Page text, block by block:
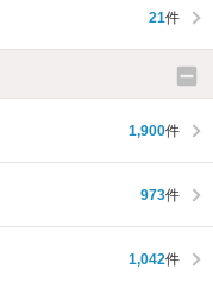
21件
1,900件
973件
1,042件